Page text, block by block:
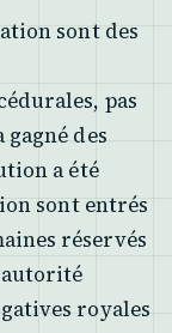
sont des
pas
des
a été
sont entrés
réservés
royales